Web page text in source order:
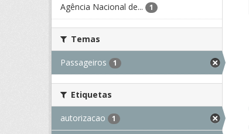
Agência Nacional de... 1
Temas
Passageiros 1
Etiquetas
autorizacao 1